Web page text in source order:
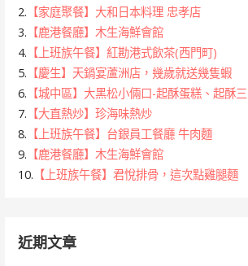
2. 【家庭聚餐】大和日本料理 忠孝店
3. 【鹿港餐廳】木生海鮮會館
4. 【上班族午餐】紅勘港式飲茶(西門町)
5. 【慶生】天鍋宴蘆洲店，幾歲就送幾隻蝦
6. 【城中區】大黑松小倆口-起酥蛋糕、起酥
7. 【大直熱炒】珍海味熱炒
8. 【上班族午餐】台銀員工餐廳 牛肉麵
9. 【鹿港餐廳】木生海鮮會館
10. 【上班族午餐】君悅排骨，這次點雞腿麵
近期文章